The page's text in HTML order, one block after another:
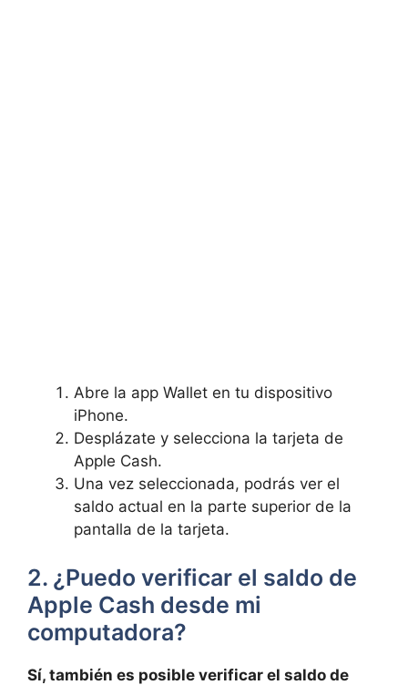
Abre la app Wallet en tu dispositivo
iPhone.
Desplázate y selecciona la ⁣tarjeta ​de
Apple Cash.
Una vez seleccionada, podrás ver ⁣el
‌saldo actual en ​la ‌parte superior⁣ de ⁣la
pantalla de‍ la tarjeta.
2. ‌¿Puedo verificar el saldo⁢ de ​
Apple Cash⁤ desde mi⁢
computadora?
Sí, también ​es posible verificar el saldo de